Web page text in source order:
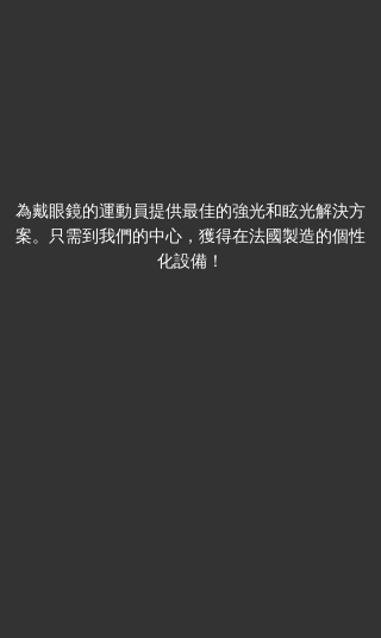
為戴眼鏡的運動員提供最佳的強光和眩光解決方
案。只需到我們的中心，獲得在法國製造的個性
化設備！